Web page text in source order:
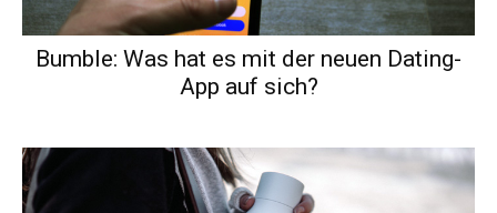
Bumble: Was hat es mit der neuen Dating-
App auf sich?